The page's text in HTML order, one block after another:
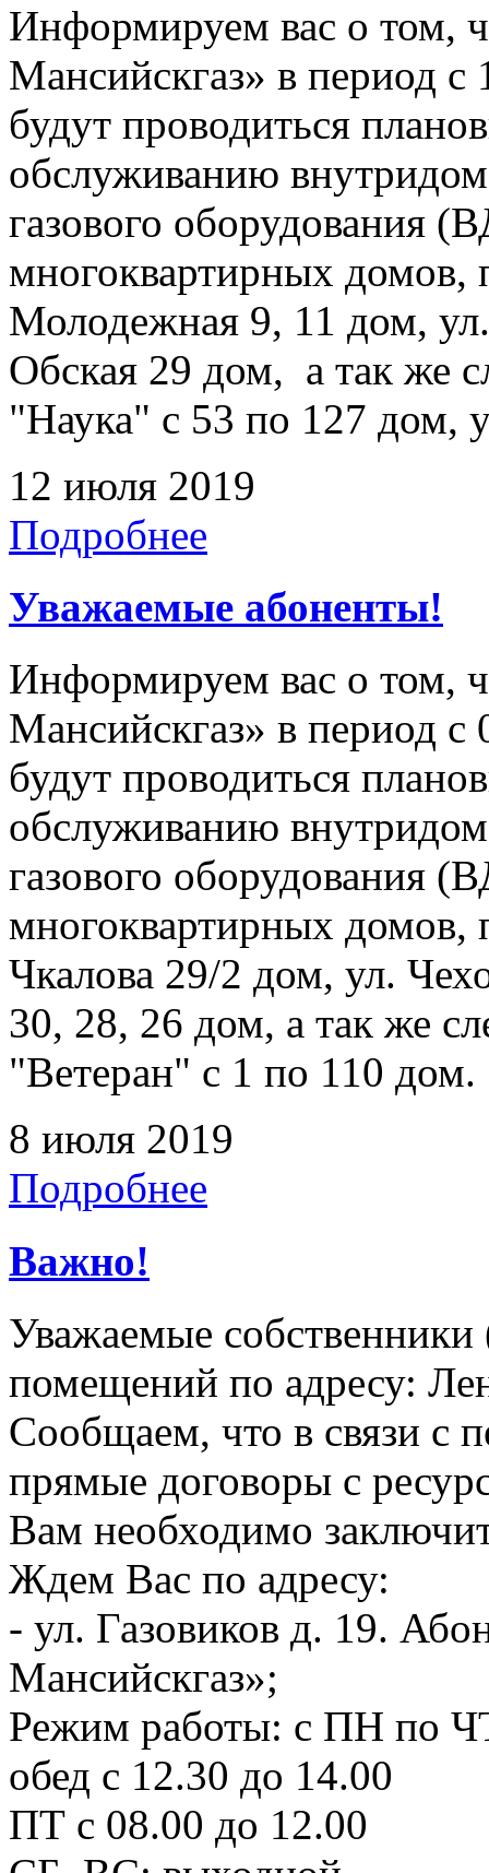
Информируем вас о том,
Мансийскгаз» в период с
будут проводиться
обслуживанию
газового
многоквартирных
Молодежная 9, 11 дом,
Обская 29 дом, а так же
"Наука" с 53 по 127 дом,
12 июля 2019
Подробнее
Уважаемые абоненты!
Информируем вас о том,
Мансийскгаз» в период с
будут проводиться
обслуживанию
газового
многоквартирных
Чкалова 29/2 дом, ул.
30, 28, 26 дом, а так же
"Ветеран" с 1 по 110 дом.
8 июля 2019
Подробнее
Важно!
Уважаемые
помещений по адресу:
Сообщаем, что в связи с
прямые договоры с
Вам необходимо
Ждем Вас по адресу:
- ул. Газовиков д. 19.
Мансийскгаз»;
Режим работы: с ПН по
обед с 12.30 до 14.00
ПТ с 08.00 до 12.00